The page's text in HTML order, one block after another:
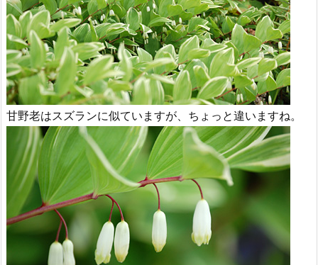
甘野老はスズランに似ていますが、ちょっと違いますね。